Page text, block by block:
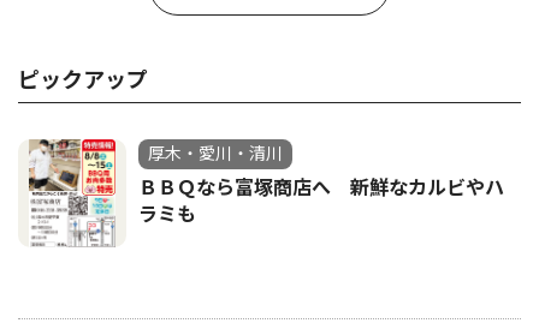
ピックアップ
厚木・愛川・清川
ＢＢＱなら富塚商店へ 新鮮なカルビやハ
ラミも